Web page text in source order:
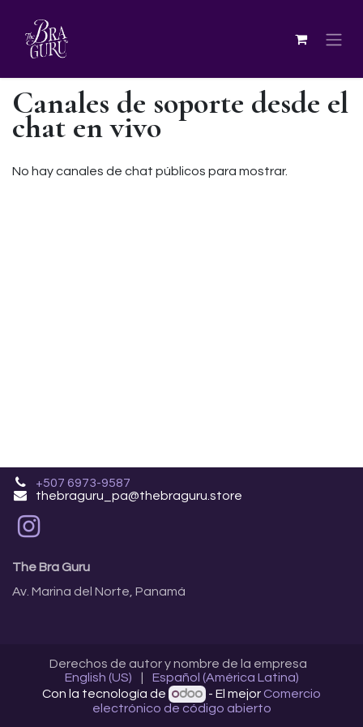
Canales de soporte desde el
chat en vivo
No hay canales de chat públicos para mostrar.
+507 6973-9587
thebraguru_pa@thebraguru.store
The Bra Guru
Av. Marina del Norte, Panamá
Derechos de autor y nombre de la empresa
English (US)
Español (América Latina)
Con la tecnología de
- El mejor Comercio
electrónico de código abierto